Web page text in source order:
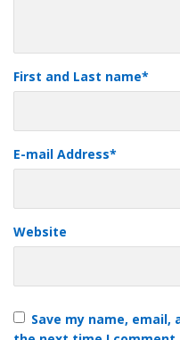
First and Last name*
E-mail Address*
Website
Save my name,